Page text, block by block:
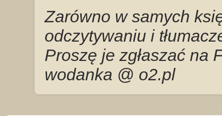
Zarówno w samych
odczytywaniu i
Proszę je zgłaszać na
wodanka @ o2.pl